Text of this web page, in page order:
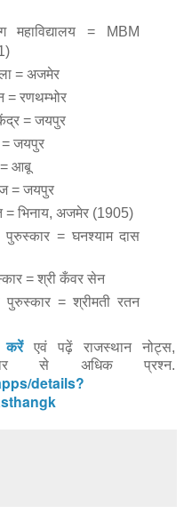
महाविद्यालय = MBM
= अजमेर
= रणथम्भोर
= जयपुर
= जयपुर
= आबू
= जयपुर
= भिनाय, अजमेर (1905)
= घनश्याम दास
= श्री कँवर सेन
= श्रीमती रतन
करें
एवं पढ़ें राजस्थान नोट्स,
से अधिक प्रश्न.
details?